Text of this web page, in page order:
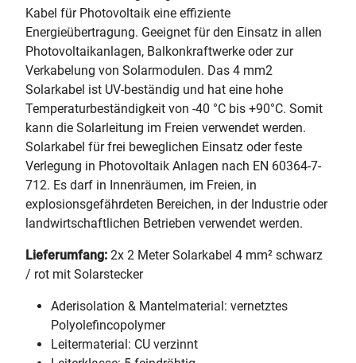
Kabel für Photovoltaik eine effiziente
Energieübertragung. Geeignet für den Einsatz in allen
Photovoltaikanlagen, Balkonkraftwerke oder zur
Verkabelung von Solarmodulen. Das 4 mm2
Solarkabel ist UV-beständig und hat eine hohe
Temperaturbeständigkeit von -40 °C bis +90°C. Somit
kann die Solarleitung im Freien verwendet werden.
Solarkabel für frei beweglichen Einsatz oder feste
Verlegung in Photovoltaik Anlagen nach EN 60364-7-
712. Es darf in Innenräumen, im Freien, in
explosionsgefährdeten Bereichen, in der Industrie oder
landwirtschaftlichen Betrieben verwendet werden.
Lieferumfang: 2x 2 Meter Solarkabel 4 mm² schwarz
/ rot mit Solarstecker
Aderisolation & Mantelmaterial: vernetztes
Polyolefincopolymer
Leitermaterial: CU verzinnt